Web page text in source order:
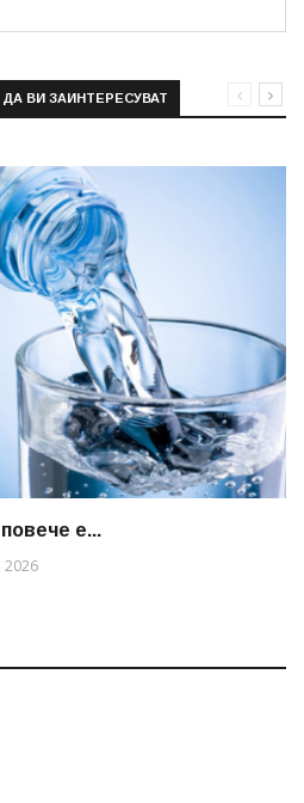
ВИ ЗАИНТЕРЕСУВАТ
е...
2026